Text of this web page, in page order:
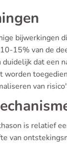
bijwerkingen
15% van de
dat
van
is relatief
van